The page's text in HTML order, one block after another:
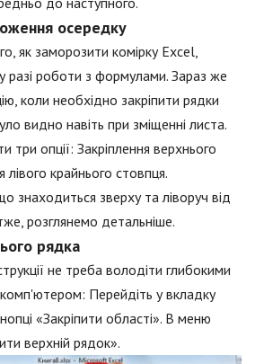
осередку
як заморозити комірку Excel,
разі роботи з формулами. Зараз же
коли необхідно закріпити рядки
видно навіть при зміщенні листа.
три опції: Закріплення верхнього
крайнього стовпця.
знаходиться зверху та ліворуч від
розглянемо детальніше.
рядка
не треба володіти глибокими
комп'ютером: Перейдіть у вкладку
«Закріпити області». В меню
верхній рядок».